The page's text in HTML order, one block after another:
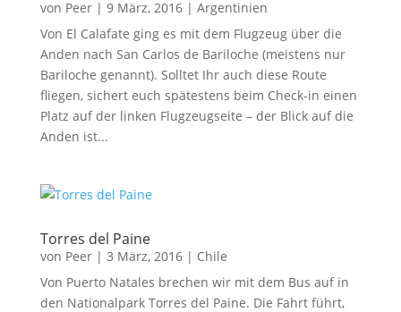
von Peer| 9 März, 2016| Argentinien
Von El Calafate ging es mit dem Flugzeug über die
Anden nach San Carlos de Bariloche (meistens nur
Bariloche genannt). Solltet Ihr auch diese Route
fliegen, sichert euch spätestens beim Check-in einen
Platz auf der linken Flugzeugseite – der Blick auf die
Anden ist...
Torres del Paine
von Peer| 3 März, 2016| Chile
Von Puerto Natales brechen wir mit dem Bus auf in
den Nationalpark Torres del Paine. Die Fahrt führt,